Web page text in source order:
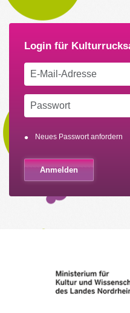
Neues Passwort anfordern